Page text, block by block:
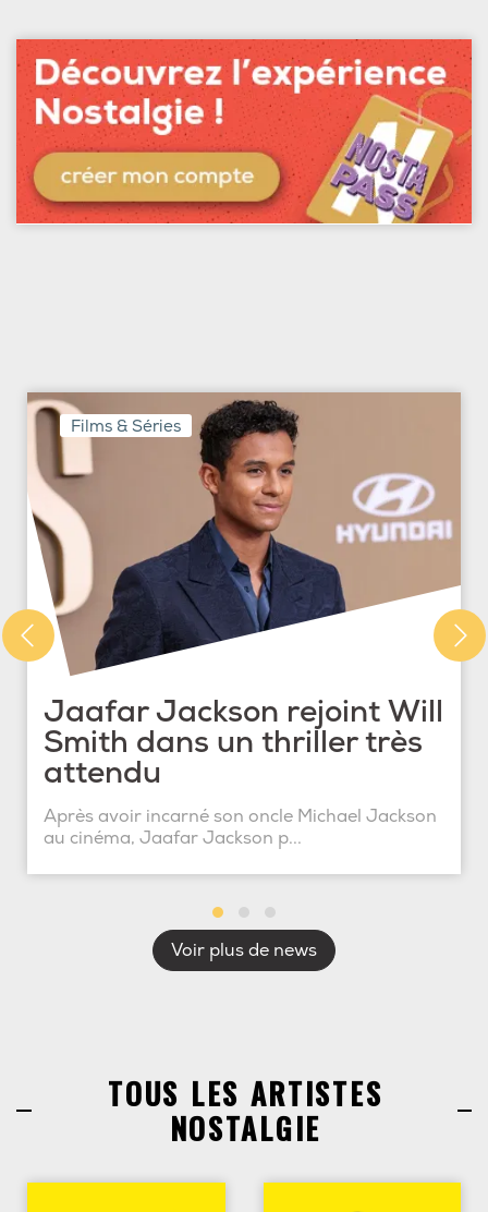
Films & Séries
Jaafar Jackson rejoint Will
Smith dans un thriller très
attendu
Après avoir incarné son oncle Michael Jackson
au cinéma, Jaafar Jackson p...
Voir plus de news
TOUS LES ARTISTES
NOSTALGIE